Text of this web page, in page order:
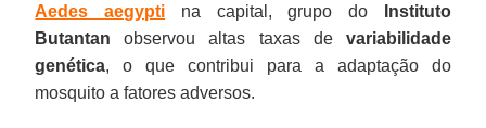
Aedes aegypti na capital, grupo doInstituto
Butantan observou altas taxas de variabilidade
genética, o que contribui para a adaptação do
mosquito a fatores adversos.